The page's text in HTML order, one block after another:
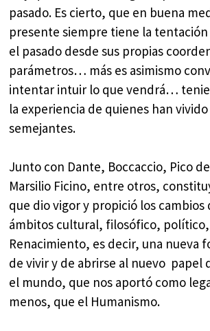
pasado. Es cierto, que en buena
presente siempre tiene la
el pasado desde sus propias
parámetros… más es asimismo
intentar intuir lo que vendrá…
la experiencia de quienes han
semejantes.
Junto con Dante, Boccaccio, Pico
Marsilio Ficino, entre otros,
que dio vigor y propició los cambios
ámbitos cultural, filosófico,
Renacimiento, es decir, una nueva
de vivir y de abrirse al nuevo papel
el mundo, que nos aportó como
menos, que el Humanismo.